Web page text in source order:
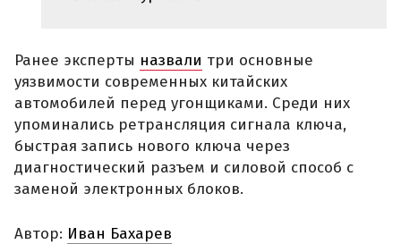
Ранее эксперты назвали три основные
уязвимости современных китайских
автомобилей перед угонщиками. Среди них
упоминались ретрансляция сигнала ключа,
быстрая запись нового ключа через
диагностический разъем и силовой способ с
заменой электронных блоков.
Автор: Иван Бахарев